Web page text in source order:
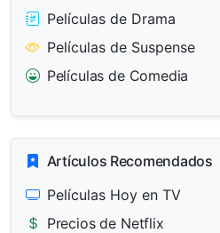
Películas de Drama
Películas de Suspense
Películas de Comedia
Artículos Recomendados
Películas Hoy en TV
Precios de Netflix